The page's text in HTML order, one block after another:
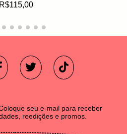
R$115,00
seu e-mail para receber
reedições e promos.